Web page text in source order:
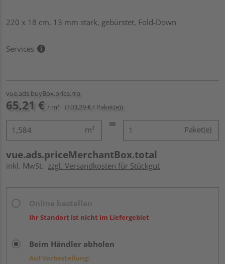
220 x 18 cm, 13 mm stark, gebürstet, Fold-Down
Services
vue.ads.buyBox.price.rrp
65,21 € / m² (103,29 € / Paket(e))
m² Paket(e)
vue.ads.priceMerchantBox.total
inkl. MwSt. zzgl. Versandkosten für Stückgut
Ihr Standort ist nicht im Liefergebiet
Beim Händler abholen
Auf Vorbestellung: